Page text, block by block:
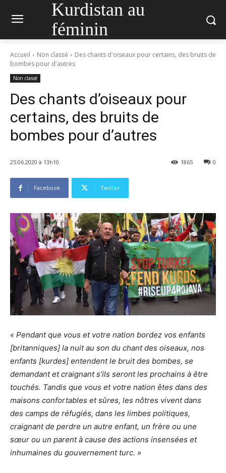
Kurdistan au
féminin
Accueil Non classé
Des chants d'oiseaux pour certains, des bruits de
bombes pour d'autres
Non classé
Des chants d’oiseaux pour
certains, des bruits de
bombes pour d’autres
25.06.2020 à 13h10 0
1865
Facebook Twitter
« Pendant que vous et votre nation bordez vos enfants
[britanniques] la nuit au son du chant des oiseaux, nos
enfants [kurdes] entendent le bruit des bombes, se
demandant et craignant s’ils seront les prochains à être
touchés. Tandis que vous et votre nation êtes dans des
maisons confortables et sûres, les nôtres vivent dans
des camps de réfugiés, dans les limbes politiques,
craignant de perdre un autre enfant, un frère ou une
sœur ou un parent à cause des actions insensées et
inhumaines du gouvernement turc. »